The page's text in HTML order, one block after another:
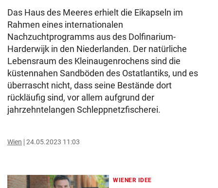
Das Haus des Meeres erhielt die Eikapseln im
Rahmen eines internationalen
Nachzuchtprogramms aus des Dolfinarium-
Harderwijk in den Niederlanden. Der natürliche
Lebensraum des Kleinaugenrochens sind die
küstennahen Sandböden des Ostatlantiks, und es
überrascht nicht, dass seine Bestände dort
rückläufig sind, vor allem aufgrund der
jahrzehntelangen Schleppnetzfischerei.
Wien 24.05.2023 11:03
WIENER IDEE